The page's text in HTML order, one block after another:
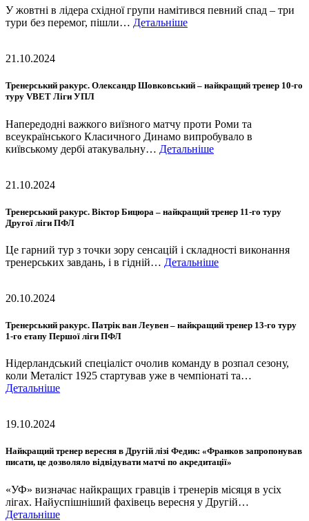
У жовтні в лідера східної групи намітився певний спад – три
тури без перемог, пішли… Детальніше
21.10.2024
Тренерський ракурс. Олександр Шовковський – найкращий тренер 10-го
туру VBET Ліги УПЛ
Напередодні важкого виїзного матчу проти Роми та
всеукраїнського Класичного Динамо випробувало в
київському дербі атакувальну… Детальніше
21.10.2024
Тренерський ракурс. Віктор Бицюра – найкращий тренер 11-го туру
Другої ліги ПФЛ
Це гарний тур з точки зору сенсацій і складності виконання
тренерських завдань, і в гідній… Детальніше
20.10.2024
Тренерський ракурс. Патрік ван Леувен – найкращий тренер 13-го туру
1-го етапу Першої ліги ПФЛ
Нідерландський спеціаліст очолив команду в розпал сезону,
коли Металіст 1925 стартував уже в чемпіонаті та…
Детальніше
19.10.2024
Найкращий тренер вересня в Другій лізі Федик: «Франков запропонував
писати, це дозволяло відвідувати матчі по акредитації»
«УФ» визначає найкращих гравців і тренерів місяця в усіх
лігах. Найуспішніший фахівець вересня у Другій…
Детальніше